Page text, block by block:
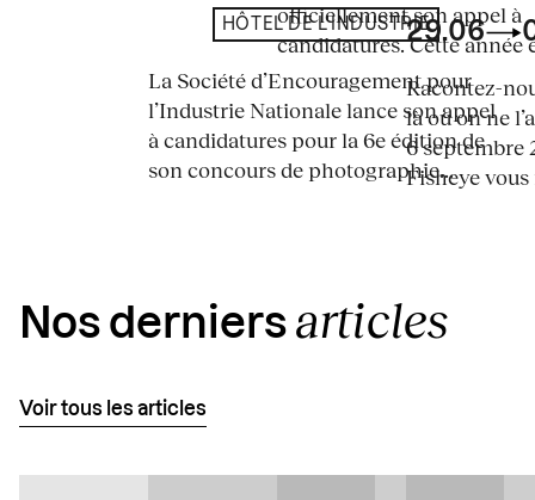
HÔTEL DE L'INDUSTRIE
La Société d’Encouragement pour
l’Industrie Nationale lance son appel
à candidatures pour la 6e édition de
son concours de photographie...
officiellement son appel à
candidatures. Cette année
29.06
Racontez-
là où on ne
6 septembre
Fisheye
Nos derniers articles
Voir tous les articles